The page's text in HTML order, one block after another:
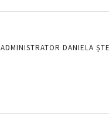
ADMINISTRATOR DANIELA